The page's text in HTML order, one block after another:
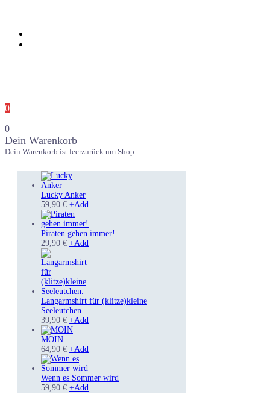
0
0
Dein Warenkorb
Dein Warenkorb ist leerzurück um Shop
Lucky Anker
59,90 € +Add
mehrere
der
Piraten gehen immer!
29,90 € +Add
Die
Langarmshirt für (klitze)kleine
Seeleutchen.
39,90 € +Add
Die
MOIN
64,90 € +Add
mehrere
Wenn es Sommer wird
59,90 € +Add